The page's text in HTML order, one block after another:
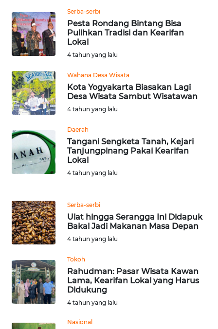
Serba-serbi
Pesta Rondang Bintang Bisa
Pulihkan Tradisi dan Kearifan
Lokal
4 tahun yang lalu
Wahana Desa Wisata
Kota Yogyakarta Biasakan Lagi
Desa Wisata Sambut Wisatawan
4 tahun yang lalu
Daerah
Tangani Sengketa Tanah, Kejari
Tanjungpinang Pakai Kearifan
Lokal
4 tahun yang lalu
Serba-serbi
Ulat hingga Serangga Ini Didapuk
Bakal Jadi Makanan Masa Depan
4 tahun yang lalu
Tokoh
Rahudman: Pasar Wisata Kawan
Lama, Kearifan Lokal yang Harus
Didukung
4 tahun yang lalu
Nasional
WN
NUSANTARA
JOGJA
WN
JATIM
WN
WN
WN
KALTENG
WN
WN
KALSEL
KALTIM